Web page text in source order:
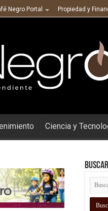
Negro Portal Propiedad y
Ciencia y